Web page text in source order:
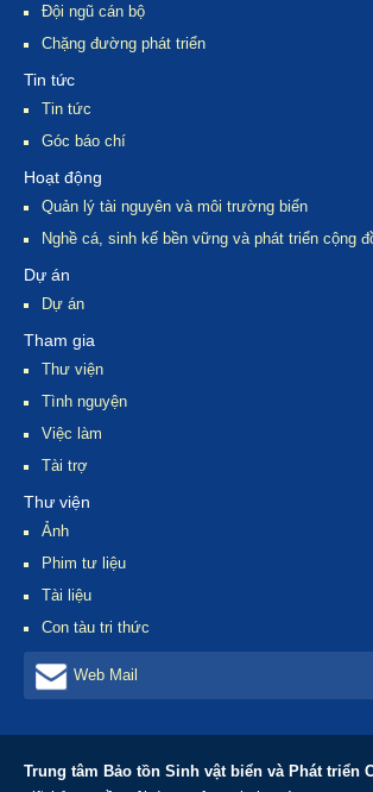
Đội ngũ cán bộ
Chặng đường phát triển
Tin tức
Tin tức
Góc báo chí
Hoạt động
Quản lý tài nguyên và môi trường biển
Nghề cá, sinh kế bền vững và phát triển cộng
Dự án
Dự án
Tham gia
Thư viện
Tình nguyện
Việc làm
Tài trợ
Thư viện
Ảnh
Phim tư liệu
Tài liệu
Con tàu tri thức
Web Mail
Trung tâm Bảo tồn Sinh vật biển và Phát triển